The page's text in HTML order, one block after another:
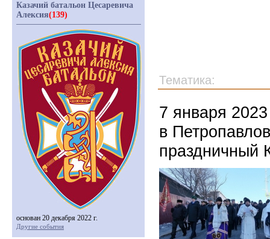
Тематика:
7 января
в
праздничный
Казачий батальон Цесаревича
Алексия(139)
основан 20 декабря 2022 г.
Другие события